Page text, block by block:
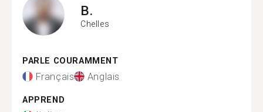
B.
Chelles
PARLE COURAMMENT
Français Anglais
APPREND